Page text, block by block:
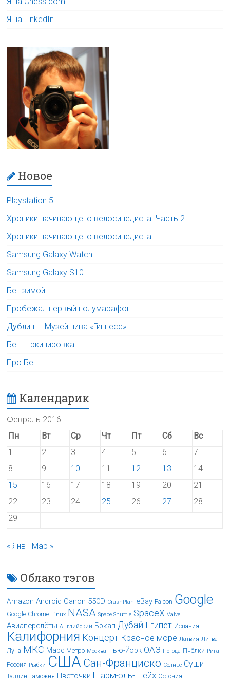
Я на LinkedIn
Новое
Playstation 5
Хроники начинающего велосипедиста. Часть 2
Хроники начинающего велосипедиста
Samsung Galaxy Watch
Samsung Galaxy S10
Бег зимой
Пробежал первый полумарафон
Дублин — Музей пива «Гиннесс»
Бег — экипировка
Про Бег
Календарик
Февраль 2016
Пн
Вт Ср Чт Пт Сб
Вс
1
2 3 4 5 6
7
8
9 10 11 12 13
14
15
16 17 18 19 20
21
22
23 24 25 26 27
28
29
« Янв Мар »
Облако тэгов
Amazon Android Canon 550D CrashPlan eBay Falcon Google
Google Chrome Linux NASA Space Shuttle SpaceX Valve
Авиаперелёты Английский Бэкап Дубай Египет Испания
Калифорния Концерт Красное море Латвия Литва
Луна МКС Марс Метро Москва Нью-Йорк ОАЭ Погода Пчёлки Рига
Россия Рыбки США Сан-Франциско Солнце Суши
Таллин Таможня Цветочки Шарм-эль-Шейх Эстония